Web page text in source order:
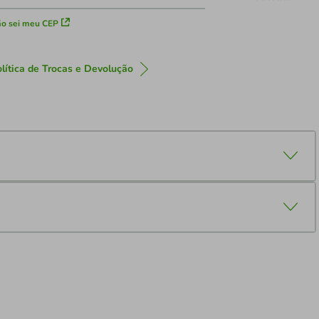
sei meu CEP
de Trocas e Devolução